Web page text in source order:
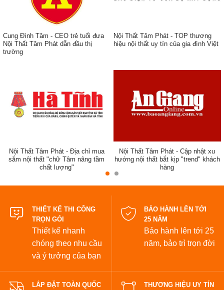
Cung Đình Tâm - CEO trẻ tuổi đưa
Nội Thất Tâm Phát dẫn đầu thị
trường
Nội Thất Tâm Phát - TOP thương
hiệu nội thất uy tín của gia đình Việt
Nội Thất Tâm Phát - Địa chỉ mua
sắm nội thất "chữ Tâm nâng tầm
chất lượng"
Nội Thất Tâm Phát - Cập nhật xu
hướng nội thất bắt kịp "trend" khách
hàng
THIẾT KẾ THI CÔNG
TRỌN GÓI
Thiết kế nhanh
chóng theo nhu cầu
và ý tưởng của bạn
BẢO HÀNH LÊN TỚI
25 NĂM
Bảo hành lên tới 25
năm, bảo trì trọn đời
LẮP ĐẶT TOÀN QUỐC
THƯƠNG HIỆU UY TÍN